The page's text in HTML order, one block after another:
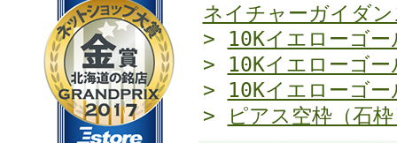
ネイチャーガイダン
> 10Kイエローゴー
> 10Kイエローゴー
> 10Kイエローゴー
>
ピアス空枠（石